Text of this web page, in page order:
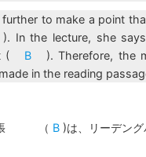
further to make a point
). In the lecture, she
( B ). Therefore, the
in the reading
張 （ B )は、リーデン